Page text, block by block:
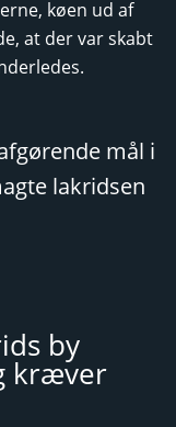
køen ud af
at der var skabt
mål i
lakridsen
by
kræver